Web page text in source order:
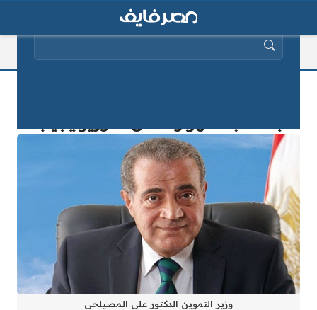
وزير التموين الدكتور على المصيلحي
البحث عن: